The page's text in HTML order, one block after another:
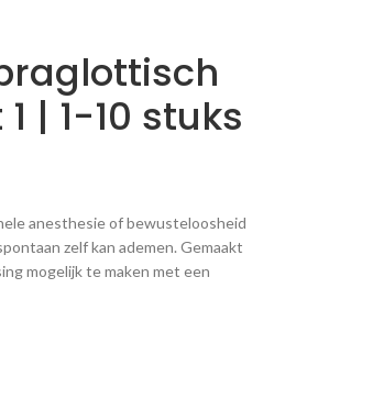
| 1-10 stuks
anesthesie of bewusteloosheid
zelf kan ademen. Gemaakt
mogelijk te maken met een